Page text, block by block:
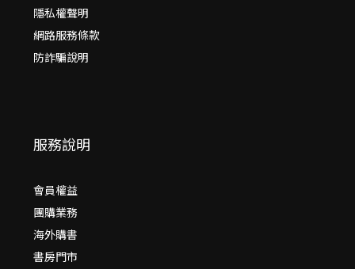
隱私權聲明
網路服務條款
防詐騙說明
服務說明
會員權益
團購業務
海外購書
書房門市